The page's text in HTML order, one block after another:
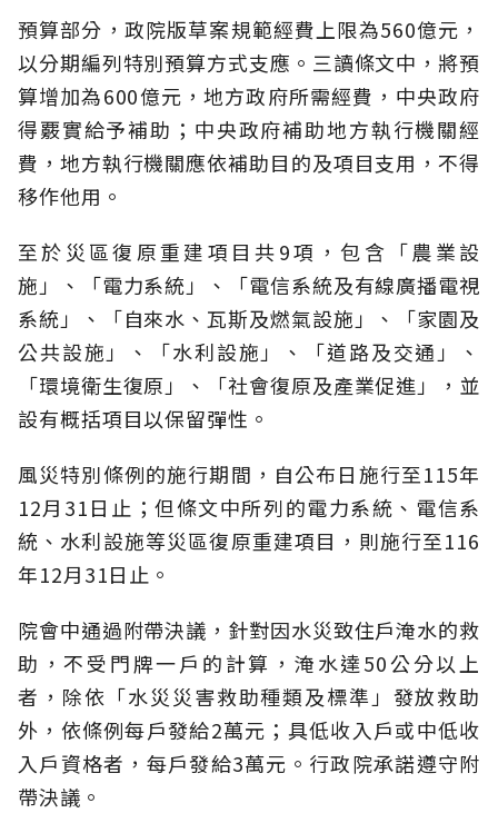
預算部分，政院版草案規範經費上限為560億元，
以分期編列特別預算方式支應。三讀條文中，將預
算增加為600億元，地方政府所需經費，中央政府
得覈實給予補助；中央政府補助地方執行機關經
費，地方執行機關應依補助目的及項目支用，不得
移作他用。
至於災區復原重建項目共9項，包含「農業設
施」、「電力系統」、「電信系統及有線廣播電視
系統」、「自來水、瓦斯及燃氣設施」、「家園及
公共設施」、「水利設施」、「道路及交通」、
「環境衛生復原」、「社會復原及產業促進」，並
設有概括項目以保留彈性。
風災特別條例的施行期間，自公布日施行至115年
12月31日止；但條文中所列的電力系統、電信系
統、水利設施等災區復原重建項目，則施行至116
年12月31日止。
院會中通過附帶決議，針對因水災致住戶淹水的救
助，不受門牌一戶的計算，淹水達50公分以上
者，除依「水災災害救助種類及標準」發放救助
外，依條例每戶發給2萬元；具低收入戶或中低收
入戶資格者，每戶發給3萬元。行政院承諾遵守附
帶決議。